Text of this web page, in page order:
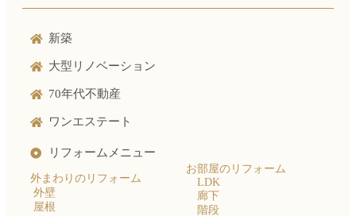
新築
大型リノベーション
70年代不動産
ワンエステート
リフォームメニュー
外まわりのリフォーム
外壁
屋根
お部屋のリフォーム
LDK
廊下
階段